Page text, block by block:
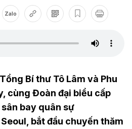
Zalo
Bí thư Tô Lâm và Phu
cùng Đoàn đại biểu cấp
bay quân sự
bắt đầu chuyến thăm